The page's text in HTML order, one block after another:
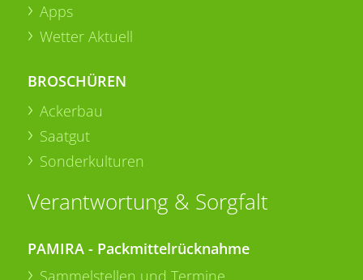
Apps
Wetter Aktuell
BROSCHÜREN
Ackerbau
Saatgut
Sonderkulturen
Verantwortung & Sorgfalt
PAMIRA - Packmittelrücknahme
Sammelstellen und Termine